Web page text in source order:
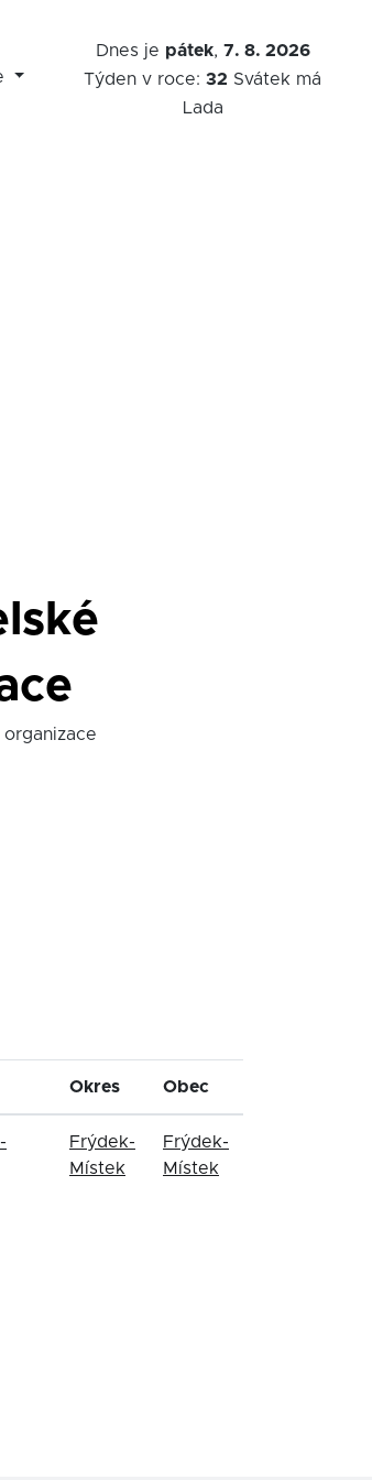
Dnes je pátek, 7. 8. 2026
Týden v roce:32 Svátek má
Lada
Okres Obec
Frýdek-
Místek
Frýdek-
Místek